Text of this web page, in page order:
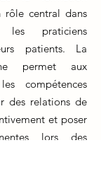
rôle central dans
praticiens
patients. La
permet aux
compétences
des relations de
et poser
lors des